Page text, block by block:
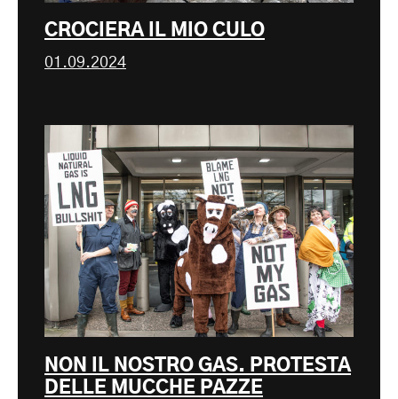
CROCIERA IL MIO CULO
01.09.2024
NON IL NOSTRO GAS. PROTESTA
DELLE MUCCHE PAZZE